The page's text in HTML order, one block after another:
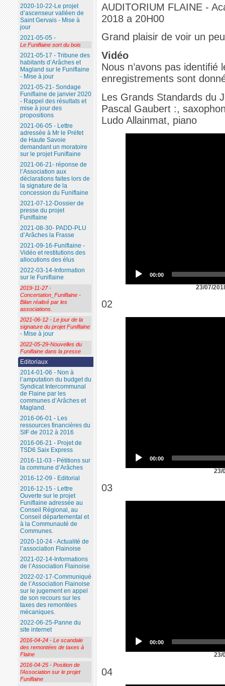
AUDITORIUM FLAINE -
2018 a 20H00
Grand plaisir de voir un
Vidéo
Nous n’avons pas
enregistrements sont
Les Grands Standards du
Pascal Gaubert :,
Ludo Allainmat, piano
00:00
23/07/
02
00:00
23/
03
00:00
23/
04
2020-10-22-Le projet
d’ascenseur valléen de
Saint Gervais - Mise à
jour
2021-05-05 -
Le Funiflaine sort du bois
2021-05-17 - Tribune des
habitants d’Arâches et
Magland sur le Funiflaine
- Mise à jour
2021-05-21- Sondage
Funiflaine de janvier 2020
- Rappel des résultats et
mise à jour des
propositions
2021-06-05 - Lettre
adressée à Mr le Préfet
de Haute Savoie
demandant un moratoire
sur le projet Funiflaine
2021-06-21- réponse de
l’Association aux
déclarations faites lors de
la signature de la
concession du Funiflaine
2021-07-12-Dossier de
presse du projet
Funiflaine
2021-08-30- PADD-PLU
d’Arâches la Frasse
2021-09-16-Funiflaine -
Vidéo et restitutions des
allocutions des élus
2022-03-14-Information
sur le Funiflaine
2019-11-27 -
Concertation_Funiflaine -
Bilan réalisé par les
associations.
2021-06-12 - Le jour de la
signature du projet Funiflaine
- Mise à jour
2022-05-29-Nouvelles du
Funiflaine dans la presse
Editoriaux
2014-01-06 - Non à
l’amputation du budget du
Syndicat Intercommunal
de Flaine par les
communes d’Arâches et
Magland.
2016-06-01 - Les
ressources financières du
SIF de 2012 à 2016
2016-06-21 - Projet de
TSD6 Saix Express
2016-11-03 - Pétitions sur
la commune d’Arâches
2016-12-09 - Editorial
2016-12-15 - Lettre
Ouverte sur le projet
Funiflaine adressée au
Conseil Régional, au
Conseil départemental et
à la Communauté de
Communes.
2020-10-24 - Actualité de
l’association Flainoise
2021-02-14-Informations
de l’Association Flainoise
2022-02-17-Communiqué
de l’Association Flainoise
sur le jugement en appel
de son recours sur les
taxes des remontées
mécaniques.
2022-06-25-Panne du
site internet
2016-04-24 - Le scandale
des remontées de taxes à
Flaine
2016-04-25 - Position de
l’Association sur le projet
Funiflaine